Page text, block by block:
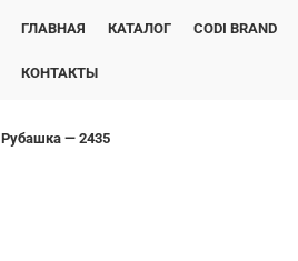
ГЛАВНАЯ КАТАЛОГ CODI BRAND
КОНТАКТЫ
Рубашка — 2435